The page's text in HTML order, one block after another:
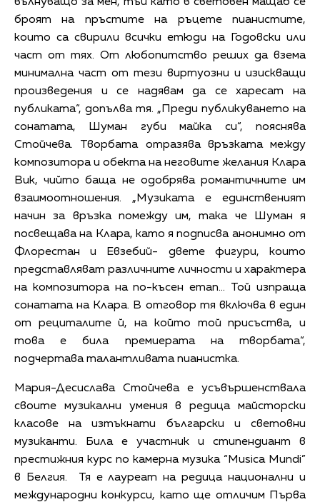
броят на пръстите на ръцете пианистите,
които са свирили всички етюди на Годовски или
част от тях. От любопитство реших да взема
минимална част от тези виртуозни и изискващи
произведения и се надявам да се харесат на
публиката“, допълва тя. „Преди публикуването на
сонатата, Шуман губи майка си“, пояснява
Стойчева. Творбата отразява връзката между
композитора и обекта на неговите желания Клара
Вик, чийто баща не одобрява романтичните им
взаимоотношения. „Музиката е единственият
начин за връзка помежду им, така че Шуман я
посвещава на Клара, като я подписва анонимно от
Флорестан и Евзебий- двете фигури, които
представляват различните личности и характера
на композитора на по-късен етап… Той изпраща
сонатата на Клара. В отговор тя включва в един
от рециталите й, на който той присъства, и
това е била премиерата на творбата“,
подчертава талантливата пианистка.
Мария-Десислава Стойчева е усъвършенствала
своите музикални умения в редица майсторски
класове на изтъкнати български и световни
музиканти. Била е участник и стипендиант в
престижния курс по камерна музика “Musica Mundi”
в Белгия. Тя е лауреат на редица национални и
международни конкурси, като ще отличим Първа